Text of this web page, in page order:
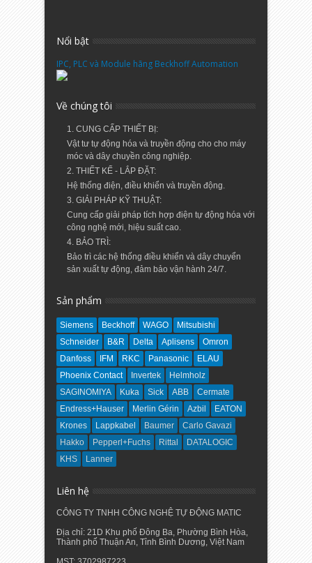
Nổi bật
IPC, PLC và Module hãng Beckhoff Automation
Về chúng tôi
1. CUNG CẤP THIẾT BỊ:
Vật tư tự động hóa và truyền động cho cho máy
móc và dây chuyền công nghiệp.
2. THIẾT KẾ - LẮP ĐẶT:
Hệ thống điện, điều khiển và truyền động.
3. GIẢI PHÁP KỸ THUẬT:
Cung cấp giải pháp tích hợp điện tự động hóa với
công nghệ mới, hiệu suất cao.
4. BẢO TRÌ:
Bảo trì các hệ thống điều khiển và dây chuyển
sản xuất tự động, đảm bảo vận hành 24/7.
Sản phẩm
Siemens Beckhoff WAGO
Mitsubishi
Schneider
B&R Delta Aplisens
Omron
Danfoss
IFM RKC Panasonic
ELAU
Phoenix Contact
Invertek
Helmholz
SAGINOMIYA
Kuka Sick ABB
Cermate
Endress+Hauser
Merlin Gérin Azbil
EATON
Krones
Lappkabel Baumer
Carlo Gavazi
Hakko
Pepperl+Fuchs Rittal
DATALOGIC
KHS
Lanner
Liên hệ
CÔNG TY TNHH CÔNG NGHỆ TỰ ĐỘNG MATIC
Địa chỉ: 21D Khu phố Đông Ba, Phường Bình Hòa,
Thành phố Thuận An, Tỉnh Bình Dương, Việt Nam